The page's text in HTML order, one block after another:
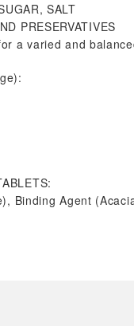
SALT
PRESERVATIVES
a varied and
Binding Agent